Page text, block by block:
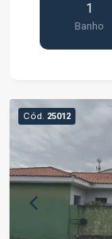
agências
geral;
demais
1
Banho
Cód. 25012